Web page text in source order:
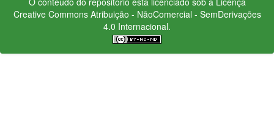
Creative CommonsAtribuição - NãoComercial - SemDerivações
4.0 Internacional.